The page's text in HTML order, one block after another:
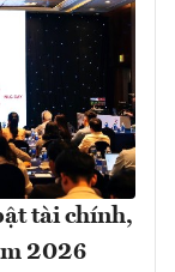
tài chính,
2026